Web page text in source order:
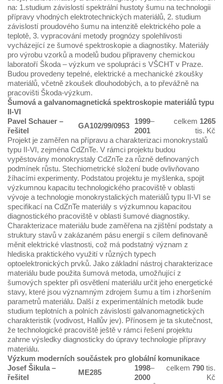
na: 1.studium závislostí spektrální hustoty šumu na technologii
přípravy vhodných elektrotechnických materiálů, 2. studium
závislostí proudového šumu na intenzitě elektrického pole a
teplotě, 3. vypracování metody prognózy spolehlivosti
vycházející ze šumové spektroskopie a diagnostiky. Materiály
pro výrobu vzorků a modelů budou připraveny chemickou
laboratoří Škoda – výzkum ve spolupráci s VŠCHT v Praze.
Budou provedeny tepelné, elektrické a mechanické zkoušky
materiálů, včetně zkoušek dlouhodobých, a to převážně na
pracovišti Škoda-výzkum.
Šumová a galvanomagnetická spektroskopie materiálů typu
II-VI
Pavel Schauer –
řešitel
GA102/99/0953
1999–
2001
celkem 1265
tis. Kč
Projekt je zaměřen na přípravu a charakterizaci monokrystalů
typu II-VI, zejména CdZnTe. V rámci projektu budou
vypěstovány monokrystaly CdZnTe za různě definovaných
podmínek růstu. Stechiometrické složení bude ovlivňovano
žíhacími experimenty. Podstatou projektu je myšlenka, spojit
výzkumnou kapacitu technologického pracoviště v oblasti
vývoje a technologie monokrystalických materiálů typu II-VI se
specifikací na CdZnTe materiály s výzkumnou kapacitou
diagnostického pracoviště v oblasti šumové diagnostiky.
Charakterizace materiálu bude zaměřena na zjištění podstaty a
struktury stavů v zakázaném pásu energií s cílem definovaně
měnit elektrické vlastnosti, což má podstatný význam z
hlediska praktického využití v různých typech
optoelektronických prvků. Jako základní nástroj charakterizace
materiálu bude použita šumová metoda, umožňující z
šumových spekter při osvětlení materiálu určit jeho energetické
stavy, které jsou významným zdrojem šumu a tím i zhoršením
parametrů materiálu. Další z experimentálních metodik bude
studium teplotních a polních závislostí galvanomagnetických
charakteristik (vodivost, Hallův jev). Přínosem je ta skutečnost,
že technologické pracoviště ještě v rámci řešení projektu
zahrne výsledky diagnosticky do úpravy technologie přípravy
materiálu.
Výzkum moderních součástek pro globální komunikace
Josef Šikula –
řešitel
ME285
1998–
2000
celkem 790 tis.
Kč